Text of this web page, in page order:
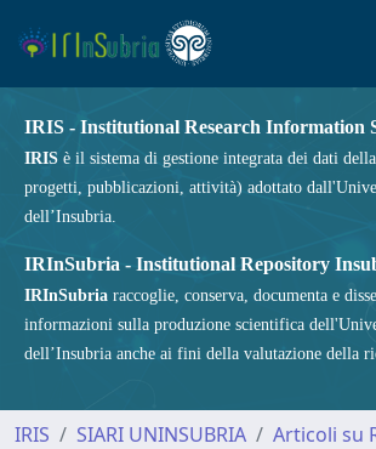
IRIS - Institutional Research Information
IRIS è il sistema di gestione integrata dei dati
progetti, pubblicazioni, attività) adottato
dell’Insubria.
IRInSubria - Institutional Repository
IRInSubria raccoglie, conserva, documenta e
informazioni sulla produzione scientifica
dell’Insubria anche ai fini della valutazione della
IRIS SIARI UNINSUBRIA
Articoli su